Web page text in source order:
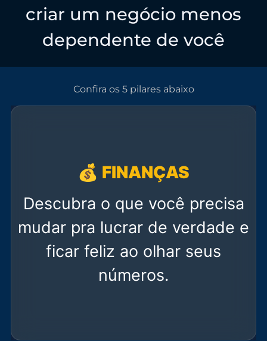
criar um negócio menos
dependente de você
Confira os 5 pilares abaixo
💰 FINANÇAS
Descubra o que você precisa
mudar pra lucrar de verdade e
ficar feliz ao olhar seus
números.